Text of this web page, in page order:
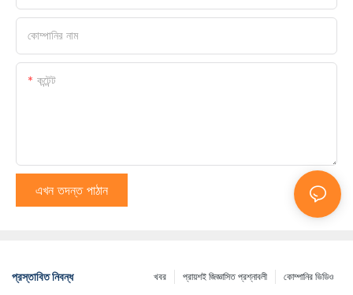
কোম্পানির নাম
কন্টেন্ট
এখন তদন্ত পাঠান
প্রস্তাবিত নিবন্ধ কোম্পানির ভিডিও
প্রায়শই জিজ্ঞাসিত প্রশ্নাবলী
খবর